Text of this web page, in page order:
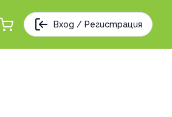
Вход / Регистрация